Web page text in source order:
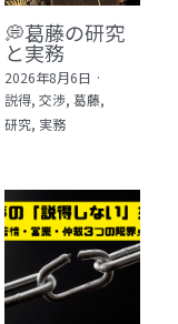
合わせ）
冊
💭葛藤の研究
と実務
2026年8月6日 ·
説得, 交渉, 葛藤,
研究, 実務